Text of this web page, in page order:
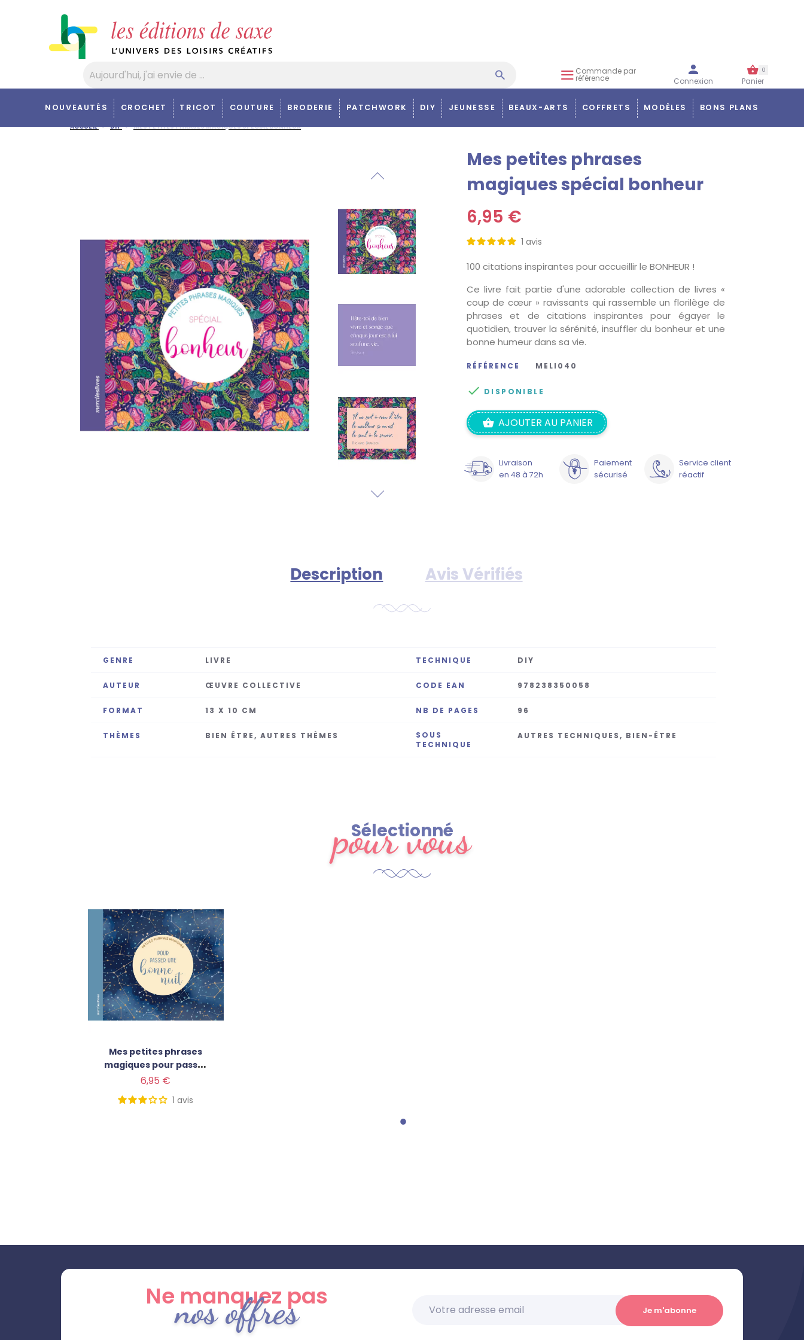
Commande par
référence Connexion Panier
0
NOUVEAUTÉS CROCHET TRICOT COUTURE BRODERIE PATCHWORK DIY JEUNESSE BEAUX-ARTS COFFRETS MODÈLES BONS PLANS
ACCUEIL DIY MES PETITES PHRASES MAGIQUES SPÉCIAL BONHEUR
Mes petites phrases
magiques spécial bonheur
6,95 €
1 avis
100 citations inspirantes pour accueillir le BONHEUR !
Ce livre fait partie d'une adorable collection de livres «
coup de cœur » ravissants qui rassemble un florilège de
phrases et de citations inspirantes pour égayer le
quotidien, trouver la sérénité, insuffler du bonheur et une
bonne humeur dans sa vie.
RÉFÉRENCE MELI040
 DISPONIBLE
AJOUTER AU PANIER
Livraison
en 48 à 72h
Paiement
sécurisé
Service client
réactif
Description Avis Vérifiés
GENRE LIVRE TECHNIQUE DIY
AUTEUR ŒUVRE COLLECTIVE CODE EAN 978238350058
FORMAT 13 X 10 CM NB DE PAGES 96
THÈMES BIEN ÊTRE, AUTRES THÈMES
SOUS
TECHNIQUE
AUTRES TECHNIQUES, BIEN-ÊTRE
Sélectionné
pour vous
Mes petites phrases
magiques pour passer
une bonne nuit
6,95 €
1avis
Ne manquez pas
nos offres